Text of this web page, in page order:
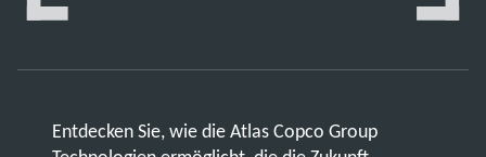
Entdecken Sie, wie die Atlas Copco Group